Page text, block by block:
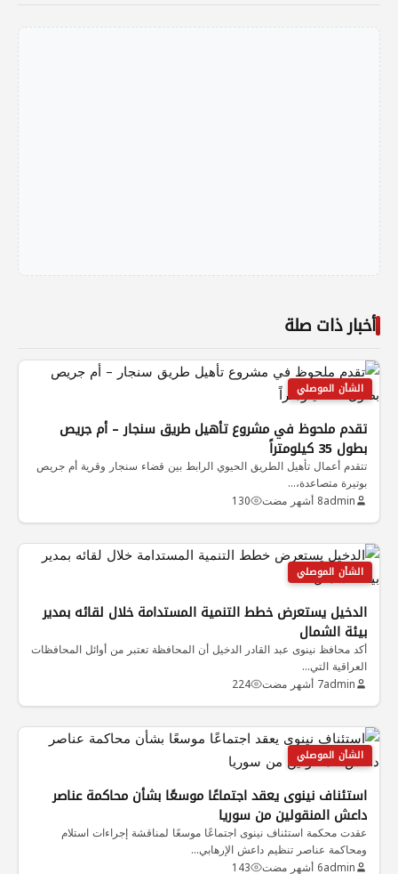
أخبار ذات صلة
الشأن الموصلي
تقدم ملحوظ في مشروع تأهيل طريق سنجار – أم جريص
بطول 35 كيلومتراً
تتقدم أعمال تأهيل الطريق الحيوي الرابط بين قضاء سنجار وقرية أم جريص
بوتيرة متصاعدة،…
admin8 أشهر مضت 130
الشأن الموصلي
الدخيل يستعرض خطط التنمية المستدامة خلال لقائه بمدير
بيئة الشمال
أكد محافظ نينوى عبد القادر الدخيل أن المحافظة تعتبر من أوائل المحافظات
العراقية التي…
admin7 أشهر مضت 224
الشأن الموصلي
استئناف نينوى يعقد اجتماعًا موسعًا بشأن محاكمة عناصر
داعش المنقولين من سوريا
عقدت محكمة استئناف نينوى اجتماعًا موسعًا لمناقشة إجراءات استلام
ومحاكمة عناصر تنظيم داعش الإرهابي…
admin6 أشهر مضت 143